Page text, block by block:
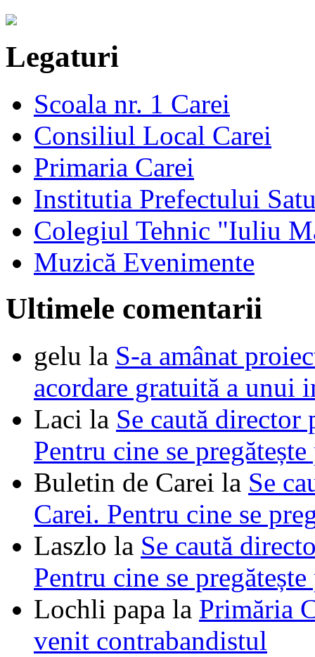
Legaturi
Scoala nr. 1 Carei
Consiliul Local Carei
Primaria Carei
Institutia Prefectului
Colegiul Tehnic "Iuliu
Muzică Evenimente
Ultimele comentarii
gelu la S-a amânat
acordare gratuită a unui
Laci la Se caută
Pentru cine se
Buletin de Carei la Se
Carei. Pentru cine se
Laszlo la Se caută
Pentru cine se
Lochli papa la Primăria
venit contrabandistul